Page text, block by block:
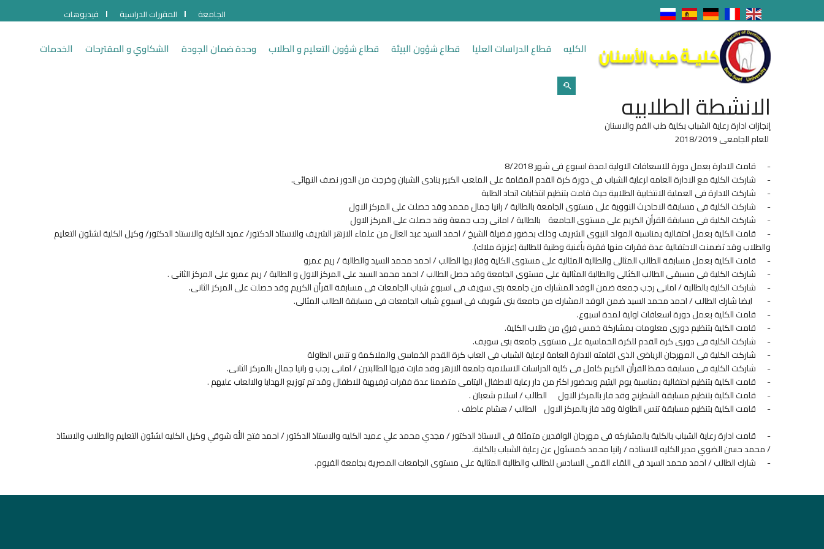
الجامعة المقررات الدراسية فيديوهات
الكليه قطاع الدراسات العليا قطاع شؤون البيئة قطاع شؤون التعليم و الطلاب وحدة ضمان الجودة الشكاوي و المقترحات الخدمات
الانشطة الطلابيه
إنجازات ادارة رعاية الشباب بكلية طب الفم والاسنان
للعام الجامعى 2018/2019
-
قامت الادارة بعمل دورة للاسعافات الاولية لمدة اسبوع فى شهر 8/2018
-
شاركت الكلية مع الادارة العامه لرعاية الشباب فى دورة كرة القدم المقامة على الملعب الكبير بنادى الشبان وخرجت من الدور نصف النهائى.
-
شاركت الادارة فى العملية الانتخابية الطلابية حيث قامت بتنظيم انتخابات اتحاد الطلبة
-
شاركت الكلية فى مسابقة الاحاديث النووية على مستوى الجامعة بالطالبة / رانيا جمال محمد وقد حصلت على المركز الاول
-
شاركت الكلية فى مسابقة القرأن الكريم على مستوى الجامعة بالطالبة / امانى رجب جمعة وقد حصلت على المركز الاول
-
قامت الكلية بعمل احتفالية بمناسبة المولد النبوى الشريف وذلك بحضور فضيلة الشيخ / احمد السيد عبد العال من علماء الازهر الشريف والاستاذ الدكتور/ عميد الكلية والاستاذ الدكتور/ وكيل الكلية لشئون التعليم
والطلاب وقد تضمنت الاحتفالية عدة فقرات منها فقرة بأغنية وطنية للطالبة (عزيزة ملاك).
-
قامت الكلية بعمل مسابقة الطالب المثالى والطالبة المثالية على مستوى الكلية وفاز بها الطالب / احمد محمد السيد والطالبة / ريم عمرو
-
شاركت الكلية فى مسبقى الطالب الكثالى والطالبة المثالية على مستوى الجامعة وقد حصل الطالب / احمد محمد السيد على المركز الاول و الطالبة / ريم عمرو على المركز الثانى .
-
شاركت الكلية بالطالبة / امانى رجب جمعة ضمن الوفد المشارك من جامعة بنى سويف فى اسبوع شباب الجامعات فى مسابقة القرأن الكريم وقد حصلت على المركز الثانى.
-
ايضا شارك الطالب / احمد محمد السيد ضمن الوفد المشارك من جامعة بنى شويف فى اسبوع شباب الجامعات فى مسابقة الطالب المثالى.
-
قامت الكلية بعمل دورة اسعافات اولية لمدة اسبوع.
-
قامت الكلية بتنظيم دورى معلومات بمشاركة خمس فرق من طلاب الكلية.
-
شاركت الكلية فى دورى كرة القدم للكرة الخماسية على مستوى جامعة بنى سويف.
-
شاركت الكلية فى المهرجان الرياضى الذى اقامته الادارة العامة لرعاية الشباب فى العاب كرة القدم الخماسى والملاكمة و تنس الطاولة
-
شاركت الكلية فى مسابقة حفظ القرأن الكريم كامل فى كلية الدراسات الاسلامية جامعة الازهر وقد فازت فيها الطالبتين / امانى رجب و رانيا جمال بالمركز الثانى.
-
قامت الكلية بتنظيم احتفالية بمناسبة يوم اليتيم وبحضور اكثر من دار رعاية للاطفال اليتامى متضمنا عدة فقرات ترفيهية للاطفال وقد تم توزيع الهدايا والالعاب عليهم .
-
قامت الكلية بتنظيم مسابقة الشطرنج وقد فاز بالمركز الاول الطالب / اسلام شعبان .
-
قامت الكلية بتنظيم مسابقة تنس الطاولة وقد فاز بالمركز الاول الطالب / هشام عاطف .
-
قامت ادارة رعاية الشباب بالكلية بالمشاركه فى مهرجان الوافدين متمثلة فى الاستاذ الدكتور / مجدي محمد علي عميد الكليه والاستاذ الدكتور / احمد فتح الله شوقي وكيل الكليه لشئون التعليم والطلاب والاستاذ
/ محمد حسن الضوي مدير الكليه الاستاذه / رانيا محمد كمسئول عن رعاية الشباب بالكلية.
-
شارك الطالب / احمد محمد السيد فى اللقاء القمى السادس للطالب والطالبة المثالية على مستوى الجامعات المصرية بجامعة الفيوم.